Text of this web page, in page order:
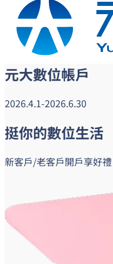
元大數位帳戶
2026.4.1-2026.6.30
挺你的數位生活
新客戶/老客戶開戶享好禮